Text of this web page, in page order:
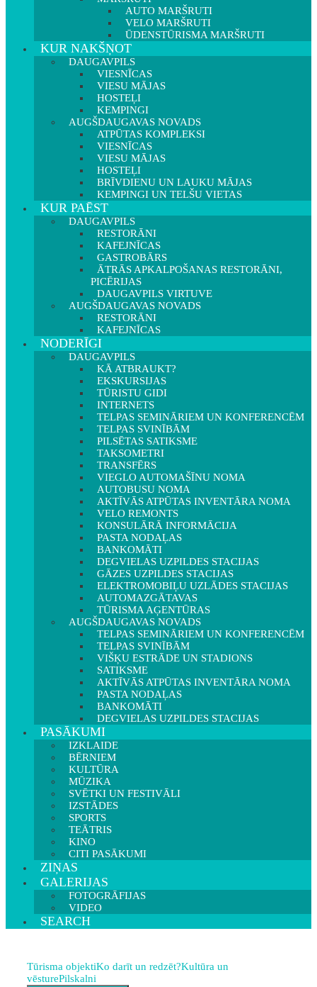
AUTO MARŠRUTI
VELO MARŠRUTI
ŪDENSTŪRISMA MARŠRUTI
KUR NAKŠŅOT
DAUGAVPILS
VIESNĪCAS
VIESU MĀJAS
HOSTEĻI
KEMPINGI
AUGŠDAUGAVAS NOVADS
ATPŪTAS KOMPLEKSI
VIESNĪCAS
VIESU MĀJAS
HOSTEĻI
BRĪVDIENU UN LAUKU MĀJAS
KEMPINGI UN TELŠU VIETAS
KUR PAĒST
DAUGAVPILS
RESTORĀNI
KAFEJNĪCAS
GASTROBĀRS
ĀTRĀS APKALPOŠANAS RESTORĀNI,
PICĒRIJAS
DAUGAVPILS VIRTUVE
AUGŠDAUGAVAS NOVADS
RESTORĀNI
KAFEJNĪCAS
NODERĪGI
DAUGAVPILS
KĀ ATBRAUKT?
EKSKURSIJAS
TŪRISTU GIDI
INTERNETS
TELPAS SEMINĀRIEM UN KONFERENCĒM
TELPAS SVINĪBĀM
PILSĒTAS SATIKSME
TAKSOMETRI
TRANSFĒRS
VIEGLO AUTOMAŠĪNU NOMA
AUTOBUSU NOMA
AKTĪVĀS ATPŪTAS INVENTĀRA NOMA
VELO REMONTS
KONSULĀRĀ INFORMĀCIJA
PASTA NODAĻAS
BANKOMĀTI
DEGVIELAS UZPILDES STACIJAS
GĀZES UZPILDES STACIJAS
ELEKTROMOBIĻU UZLĀDES STACIJAS
AUTOMAZGĀTAVAS
TŪRISMA AĢENTŪRAS
AUGŠDAUGAVAS NOVADS
TELPAS SEMINĀRIEM UN KONFERENCĒM
TELPAS SVINĪBĀM
VIŠĶU ESTRĀDE UN STADIONS
SATIKSME
AKTĪVĀS ATPŪTAS INVENTĀRA NOMA
PASTA NODAĻAS
BANKOMĀTI
DEGVIELAS UZPILDES STACIJAS
PASĀKUMI
IZKLAIDE
BĒRNIEM
KULTŪRA
MŪZIKA
SVĒTKI UN FESTIVĀLI
IZSTĀDES
SPORTS
TEĀTRIS
KINO
CITI PASĀKUMI
ZIŅAS
GALERIJAS
FOTOGRĀFIJAS
VIDEO
SEARCH
Tūrisma objektiKo darīt un redzēt?Kultūra un
vēsturePilskalni